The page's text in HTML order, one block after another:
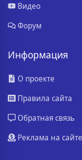
Видео
Форум
Информация
О проекте
Правила сайта
Обратная связь
Реклама на сайте